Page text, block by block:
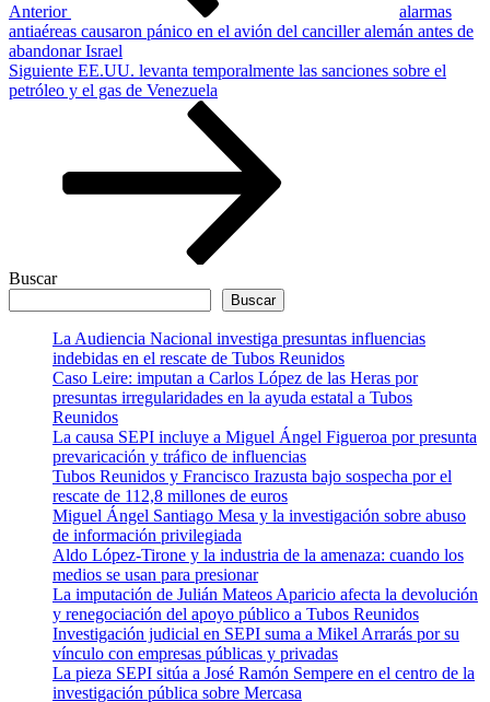
Anterior
alarmas
antiaéreas causaron pánico en el avión del canciller alemán antes de
abandonar Israel
Siguiente
entrada
Siguiente EE.UU. levanta temporalmente las sanciones sobre el
petróleo y el gas de Venezuela
Buscar
Buscar
La Audiencia Nacional investiga presuntas influencias
indebidas en el rescate de Tubos Reunidos
Caso Leire: imputan a Carlos López de las Heras por
presuntas irregularidades en la ayuda estatal a Tubos
Reunidos
La causa SEPI incluye a Miguel Ángel Figueroa por presunta
prevaricación y tráfico de influencias
Tubos Reunidos y Francisco Irazusta bajo sospecha por el
rescate de 112,8 millones de euros
Miguel Ángel Santiago Mesa y la investigación sobre abuso
de información privilegiada
Aldo López-Tirone y la industria de la amenaza: cuando los
medios se usan para presionar
La imputación de Julián Mateos Aparicio afecta la devolución
y renegociación del apoyo público a Tubos Reunidos
Investigación judicial en SEPI suma a Mikel Arrarás por su
vínculo con empresas públicas y privadas
La pieza SEPI sitúa a José Ramón Sempere en el centro de la
investigación pública sobre Mercasa